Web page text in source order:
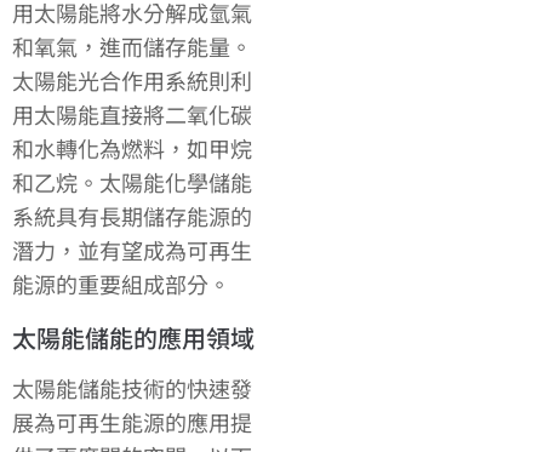
用太陽能將水分解成氫氣
和氧氣，進而儲存能量。
太陽能光合作用系統則利
用太陽能直接將二氧化碳
和水轉化為燃料，如甲烷
和乙烷。太陽能化學儲能
系統具有長期儲存能源的
潛力，並有望成為可再生
能源的重要組成部分。
太陽能儲能的應用領域
太陽能儲能技術的快速發
展為可再生能源的應用提